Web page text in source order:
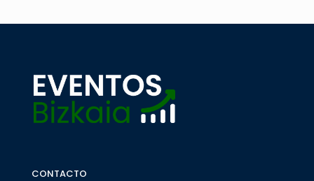
CONTACTO